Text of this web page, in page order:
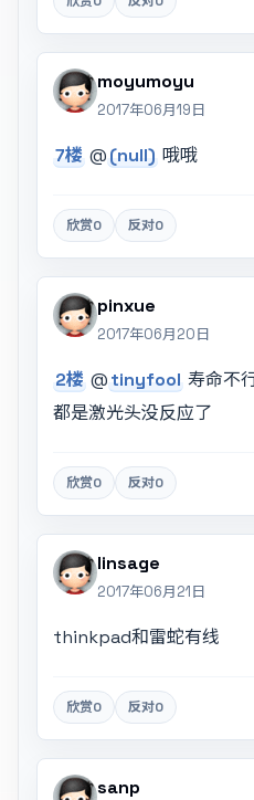
moyumoyu
2017年06月19日
7楼 @(null) 哦哦
欣赏0 反对0
pinxue
2017年06月20日
2楼 @tinyfool 寿命不
都是激光头没反应了
欣赏0 反对0
linsage
2017年06月21日
thinkpad和雷蛇有线
欣赏0 反对0
sanp